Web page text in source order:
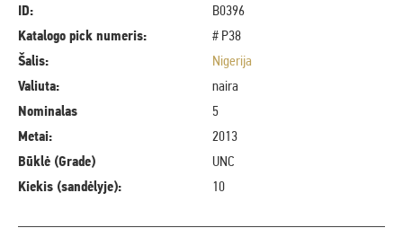
ID:
B0396
Katalogo pick numeris:
# P38
Šalis:
Nigerija
Valiuta:
naira
Nominalas
5
Metai:
2013
Būklė (Grade)
UNC
Kiekis (sandėlyje):
10